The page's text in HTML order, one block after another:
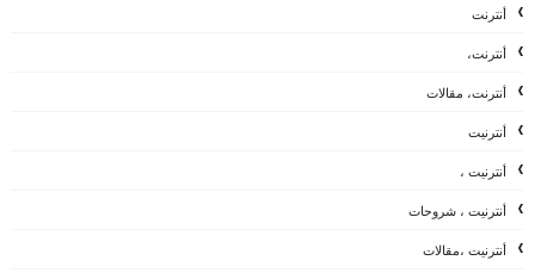
أنترنت
أنترنت،
أنترنت، مقالات
أنترنيت
أنترنيت ،
أنترنيت ، شروحات
أنترنيت ،مقالات